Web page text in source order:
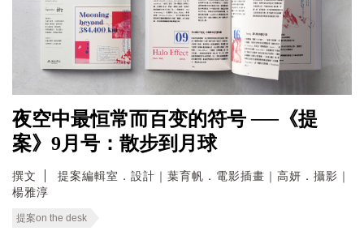
夜空中最恒常而百变的符号 ──《提
案》9月号：散步到月球
撰文
提案編輯室．設計｜葉育帆．電影插畫｜高妍．攝影｜
楊雅淳
提案on the desk